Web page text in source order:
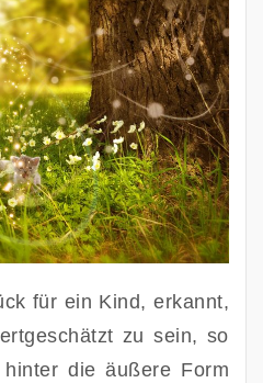
für ein Kind, erkannt,
zu sein, so
die äußere Form